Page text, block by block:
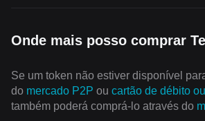
Onde mais posso comprar
Se um token não estiver disponível
do mercado P2P ou cartão de débito
também poderá comprá-lo através do